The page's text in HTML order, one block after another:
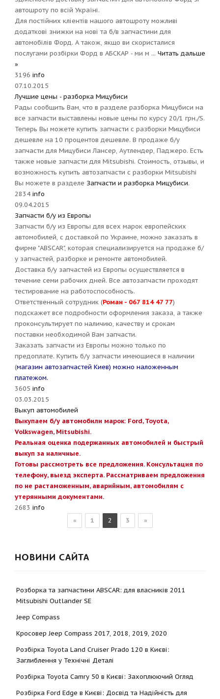
автошроту по всій Україні.
Для постійних кліентів нашого автошроту можливі
додаткові знижки на нові та б/в запчастини для
автомобілів Форд. А також, якщо ви скористалися
послугами розбірки Форд в АБСКАР - ми м ... Читать дальше
»
3196 info
07.10.2015
Лучшие цены - разборка Мицубиси
Рады сообщить Вам, что в разделе разборка Мицубиси на
все запчасти выставлены новые цены по курсу 20/1 грн./S.
Теперь Вы можете купить запчасти с разборки Мицубиси
дешевле на 10 процентов дешевле. В продаже б/у
запчасти для Мицубиси Лансер, Аутлендер, Паджеро. Есть
также новые запчасти для Mitsubishi. Стоимость, отзывы, и
возможность купить автозапчасти с разборки Mitsubishi
Вы можете в разделе Запчасти и разборка Мицубиси.
2834 info
09.04.2015
Запчасти б/у из Европы
Запчасти б/у из Европы для всех марок европейских
автомобилей, с доставкой по Украине, можно заказать в
фирме "ABSCAR", которая специализируется на продаже б/
у запчастей, разборке и ремонте автомобилей.
Доставка б/у запчастей из Европы осуществляется в
течение семи рабочих дней. Все автозапчасти проходят
тестирование на работоспособность.
Ответственный сотрудник (Роман - 067 814 47 77)
подскажет все подробности оформления заказа, а также
проконсультирует по наличию, качеству и срокам
поставки необходимой Вам запчасти.
Заказать запчасти из Европы можно только по
предоплате. Купить б/у запчасти имеющиеся в наличии
(магазин автозапчастей Киев) можно наложенным
платежом.
3605 info
03.03.2015
Выкуп автомобилей
Выкупаем б/у автомобили марок: Ford, Toyota,
Volkswagen, Mitsubishi.
Реальная оценка подержанных автомобилей и быстрый
выкуп за наличные.
Готовы рассмотреть все предложения. Консультация по
телефону, выезд эксперта. Рассматриваем предложения
по не растаможенным, аварийным, автомобилям с
утерянными документами.
2683 info
«
1 2 3 »
НОВИНИ САЙТА
Розборка та запчастини ABSCAR: для власників 2011
Mitsubishi Outlander SE
Jeep Compass
Кросовер Jeep Compass 2017, 2018, 2019, 2020
Розбірка Toyota Land Cruiser Prado 120 в Києві:
Заглиблення у Технічні Деталі
Розбірка Toyota Camry 50 в Києві: Захоплюючий Огляд
Розбірка Ford Edge в Києві: Досвід та Надійність для